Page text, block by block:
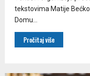
tekstovima Matije
Domu...
Pročitaj više